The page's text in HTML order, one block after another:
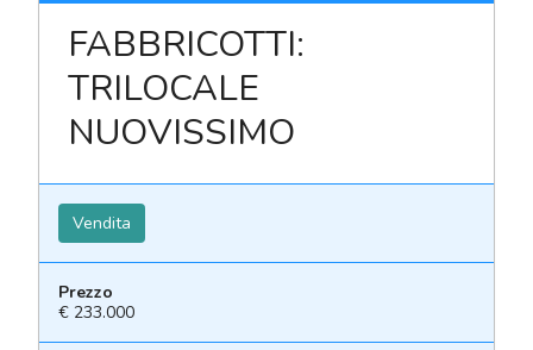
FABBRICOTTI:
TRILOCALE
NUOVISSIMO
Vendita
Prezzo
€ 233.000